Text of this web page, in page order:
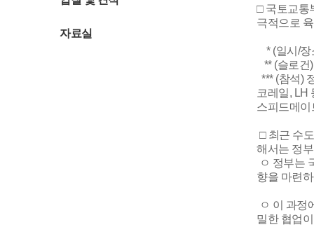
자료실
□ 국토교통
극적으로
* (일시/장
** (슬로건
*** (참석)
코레일, LH
스피드메이
□ 최근 수
해서는 정
ㅇ 정부는
향을 마련
ㅇ 이 과정
밀한 협업